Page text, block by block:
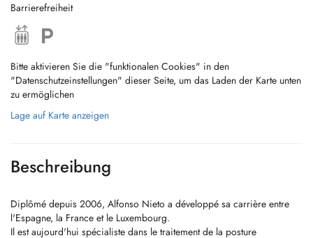
Barrierefreiheit
Bitte aktivieren Sie die "funktionalen Cookies" in den
"Datenschutzeinstellungen" dieser Seite, um das Laden der Karte unten
zu ermöglichen
Lage auf Karte anzeigen
Beschreibung
Diplômé depuis 2006, Alfonso Nieto a développé sa carrière entre
l'Espagne, la France et le Luxembourg.
Il est aujourd'hui spécialiste dans le traitement de la posture